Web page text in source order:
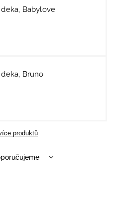
Babylove
Bruno
produktů